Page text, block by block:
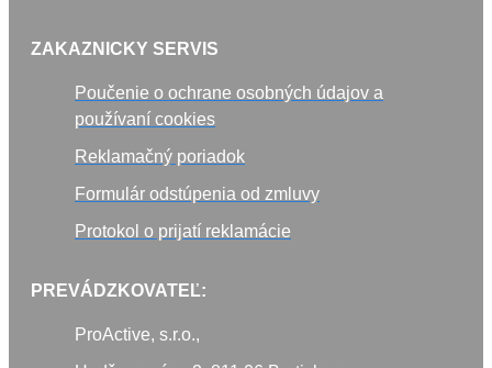
ZAKAZNICKY SERVIS
Poučenie o ochrane osobných údajov a
používaní cookies
Reklamačný poriadok
Formulár odstúpenia od zmluvy
Protokol o prijatí reklamácie
PREVÁDZKOVATEĽ:
ProActive, s.r.o.,